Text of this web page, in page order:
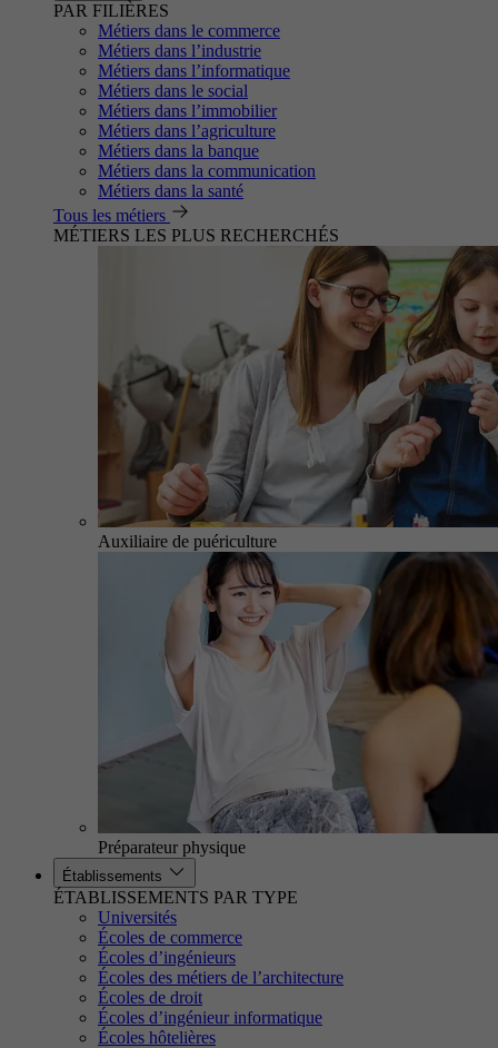
PAR FILIÈRES
Métiers dans le commerce
Métiers dans l’industrie
Métiers dans l’informatique
Métiers dans le social
Métiers dans l’immobilier
Métiers dans l’agriculture
Métiers dans la banque
Métiers dans la communication
Métiers dans la santé
Tous les métiers
MÉTIERS LES PLUS RECHERCHÉS
Auxiliaire de puériculture
Préparateur physique
Établissements
ÉTABLISSEMENTS PAR TYPE
Universités
Écoles de commerce
Écoles d’ingénieurs
Écoles des métiers de l’architecture
Écoles de droit
Écoles d’ingénieur informatique
Écoles hôtelières